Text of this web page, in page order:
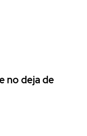
no deja de